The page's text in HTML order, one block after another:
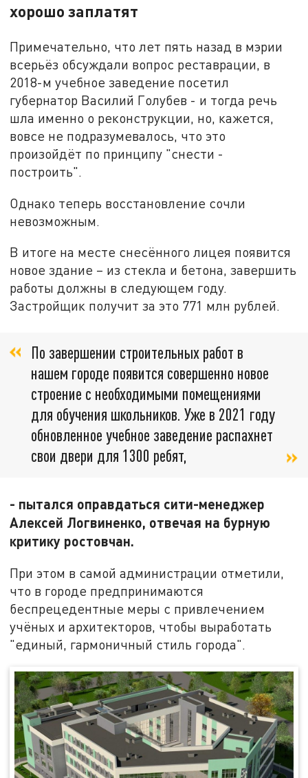
хорошо заплатят
Примечательно, что лет пять назад в мэрии
всерьёз обсуждали вопрос реставрации, в
2018-м учебное заведение посетил
губернатор Василий Голубев - и тогда речь
шла именно о реконструкции, но, кажется,
вовсе не подразумевалось, что это
произойдёт по принципу "снести -
построить".
Однако теперь восстановление сочли
невозможным.
В итоге на месте снесённого лицея появится
новое здание – из стекла и бетона, завершить
работы должны в следующем году.
Застройщик получит за это 771 млн рублей.
По завершении строительных работ в
нашем городе появится совершенно новое
строение с необходимыми помещениями
для обучения школьников. Уже в 2021 году
обновленное учебное заведение распахнет
свои двери для 1300 ребят,
- пытался оправдаться сити-менеджер
Алексей Логвиненко, отвечая на бурную
критику ростовчан.
При этом в самой администрации отметили,
что в городе предпринимаются
беспрецедентные меры с привлечением
учёных и архитекторов, чтобы выработать
"единый, гармоничный стиль города".